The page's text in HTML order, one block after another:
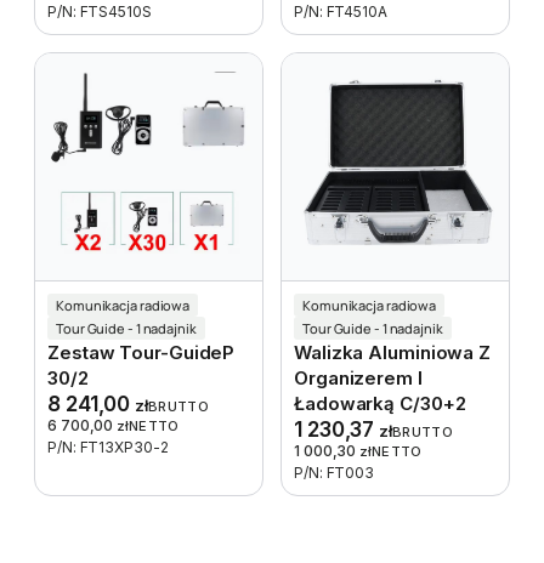
P/N: FTS4510S P/N: FT4510A
Komunikacja radiowa
Tour Guide - 1 nadajnik
Zestaw Tour-GuideP
30/2
8 241,00 złBRUTTO
6 700,00 złNETTO
P/N: FT13XP30-2
Komunikacja radiowa
Tour Guide - 1 nadajnik
Walizka Aluminiowa Z
Organizerem I
Ładowarką C/30+2
1 230,37 złBRUTTO
1 000,30 złNETTO
P/N: FT003